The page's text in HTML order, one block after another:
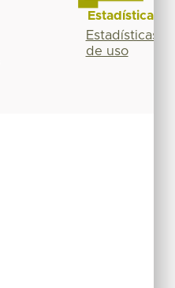
Estadísticas
Estadísticas
de uso